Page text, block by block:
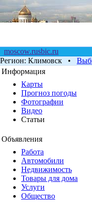
moscow.rusbic.ru
Регион: Климовск •
Информация
Карты
Прогноз погоды
Фотографии
Видео
Статьи
Объявления
Работа
Автомобили
Недвижимость
Товары для дома
Услуги
Общество